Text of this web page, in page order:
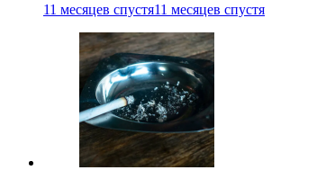
11 месяцев спустя11 месяцев спустя